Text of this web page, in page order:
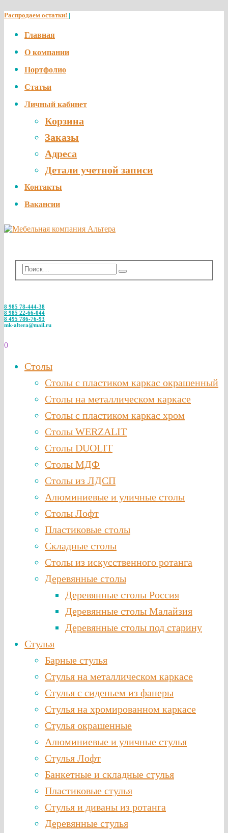
Распродаем остатки! |
Главная
О компании
Портфолио
Статьи
Личный кабинет
Корзина
Заказы
Адреса
Детали учетной записи
Контакты
Вакансии
8 985 78-444-38
8 985 22-66-044
8 495 786-76-93
mk-altera@mail.ru
0
Столы
Столы с пластиком каркас окрашенный
Столы на металлическом каркасе
Столы с пластиком каркас хром
Столы WERZALIT
Столы DUOLIT
Столы МДФ
Столы из ЛДСП
Алюминиевые и уличные столы
Столы Лофт
Пластиковые столы
Складные столы
Столы из искусственного ротанга
Деревянные столы
Деревянные столы Россия
Деревянные столы Малайзия
Деревянные столы под старину
Стулья
Барные стулья
Стулья на металлическом каркасе
Стулья с сиденьем из фанеры
Стулья на хромированном каркасе
Стулья окрашенные
Алюминиевые и уличные стулья
Стулья Лофт
Банкетные и складные стулья
Пластиковые стулья
Стулья и диваны из ротанга
Деревянные стулья